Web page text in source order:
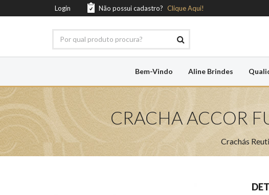
Login Não possui cadastro? Clique Aqui!
Bem-Vindo Aline Brindes
CRACHA ACCOR
Crachás